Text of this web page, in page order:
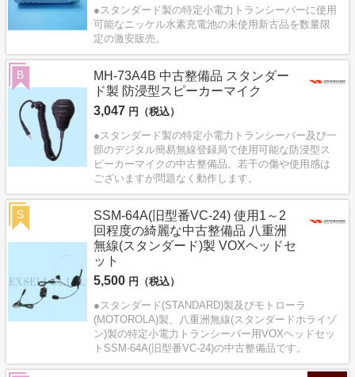
●スタンダード製の特定小電力トランシーバーに使用
可能なニッケル水素充電池の未使用新古品を数量限
定の激安販売。
MH-73A4B 中古整備品 スタンダー
ド製 防浸型スピーカーマイク
3,047 円（税込）
●スタンダード製の特定小電力トランシーバー及び一
部のデジタル簡易無線登録局で使用可能な防浸型ス
ピーカーマイクの中古整備品。若干の傷や使用感は
ございますが問題なく動作します。
B
SSM-64A(旧型番VC-24) 使用1～2
回程度の綺麗な中古整備品 八重洲
無線(スタンダード)製 VOXヘッドセ
ット
5,500 円（税込）
●スタンダード(STANDARD)製及びモトローラ
(MOTOROLA)製、八重洲無線(スタンダードホライゾ
ン)製の特定小電力トランシーバー用VOXヘッドセッ
トSSM-64A(旧型番VC-24)の中古整備品です。
S